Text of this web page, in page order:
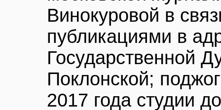
Винокуровой в
публикациями в
Государственной
Поклонской;
2017 года студии